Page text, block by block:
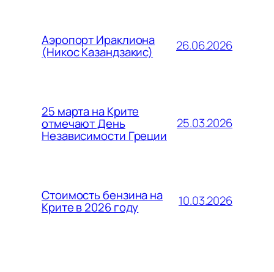
Аэропорт Ираклиона
(Никос Казандзакис) 26.06.2026
25 марта на Крите
отмечают День
Независимости Греции
25.03.2026
Стоимость бензина на
Крите в 2026 году 10.03.2026